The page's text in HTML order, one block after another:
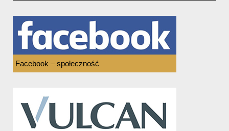
Facebook – społeczność